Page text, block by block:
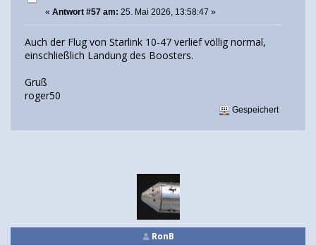
« Antwort #57 am: 25. Mai 2026, 13:58:47 »
Auch der Flug von Starlink 10-47 verlief völlig normal,
einschließlich Landung des Boosters.
Gruß
roger50
Gespeichert
RonB